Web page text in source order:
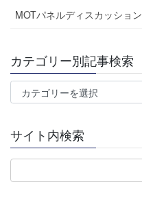
MOTパネルディスカッション
カテゴリー別記事検索
テ
リ
記
サイト内検索